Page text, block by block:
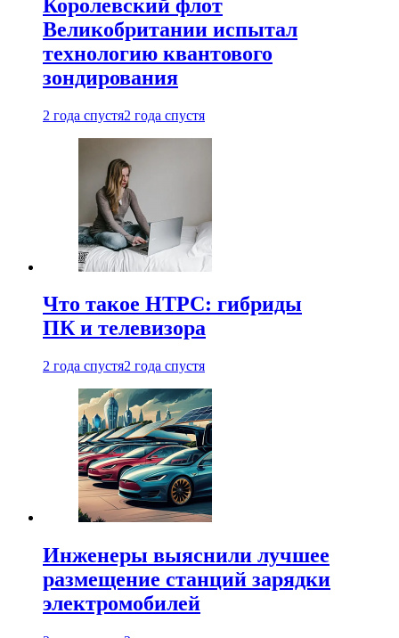
Королевский флот
Великобритании испытал
технологию квантового
зондирования
2 года спустя2 года спустя
Что такое HTPC: гибриды
ПК и телевизора
2 года спустя2 года спустя
Инженеры выяснили лучшее
размещение станций зарядки
электромобилей